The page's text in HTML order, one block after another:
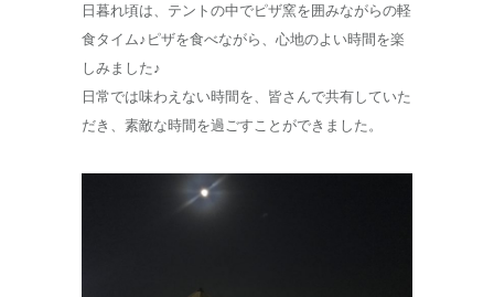
日暮れ頃は、テントの中でピザ窯を囲みながらの軽
食タイム♪ピザを食べながら、心地のよい時間を楽
しみました♪
日常では味わえない時間を、皆さんで共有していた
だき、素敵な時間を過ごすことができました。